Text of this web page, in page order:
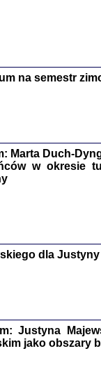
red. i
Stanisław
Warszawa
na semestr
Marta Duch-
w okresie
dla
Justyna
jako obszary